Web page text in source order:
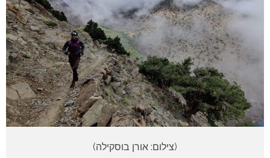
(צילום: אורן בוסקילה)